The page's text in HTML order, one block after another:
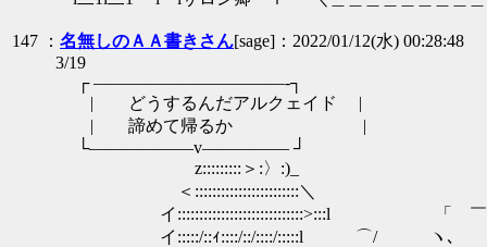
147 ： 名無しのＡＡ書きさん[sage]：2022/01/12(水) 00:28:48
3/19
┌ ―――――――――――‐┐
| どうするんだアルクェイド |
| 諦めて帰るか |
└――――――v――――― ┘
z:::::::::＞:〉:)_
＜::::::::::::::::::::::::＼
イ:::::::::::::::::::::::::::::>:::l 「 ￣
イ:::::/::ｨ::::/::/::::/:::::l ⌒/ ヽ